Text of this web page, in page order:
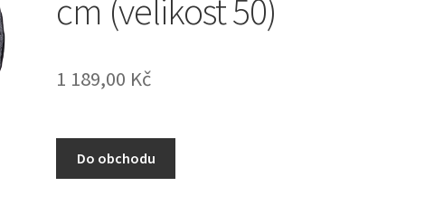
cm (velikost 50)
1 189,00 Kč
Do obchodu